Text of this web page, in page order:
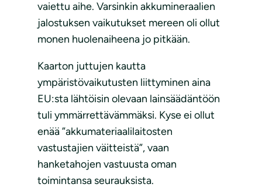
vaiettu aihe. Varsinkin akkumineraalien
jalostuksen vaikutukset mereen oli ollut
monen huolenaiheena jo pitkään.
Kaarton juttujen kautta
ympäristövaikutusten liittyminen aina
EU:sta lähtöisin olevaan lainsäädäntöön
tuli ymmärrettävämmäksi. Kyse ei ollut
enää ”akkumateriaalilaitosten
vastustajien väitteistä”, vaan
hanketahojen vastuusta oman
toimintansa seurauksista.